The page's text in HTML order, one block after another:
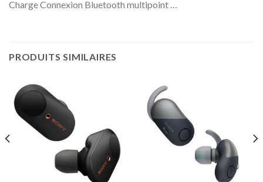
Charge Connexion Bluetooth multipoint …
PRODUITS SIMILAIRES